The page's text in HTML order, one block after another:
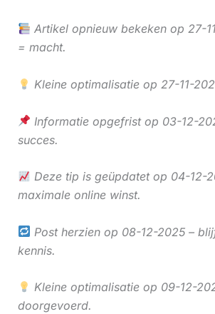
Artikel opnieuw bekeken op 27-
= macht.
Kleine optimalisatie op 27-11-
Informatie opgefrist op 03-12-
succes.
Deze tip is geüpdatet op 04-12-
maximale online winst.
Post herzien op 08-12-2025 –
kennis.
Kleine optimalisatie op 09-12-
doorgevoerd.